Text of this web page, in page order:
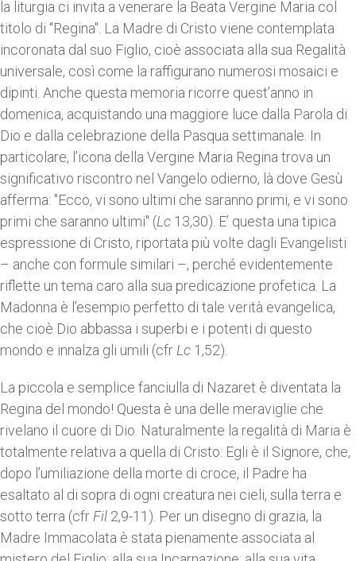
la liturgia ci invita a venerare la Beata Vergine Maria col
titolo di "Regina". La Madre di Cristo viene contemplata
incoronata dal suo Figlio, cioè associata alla sua Regalità
universale, così come la raffigurano numerosi mosaici e
dipinti. Anche questa memoria ricorre quest’anno in
domenica, acquistando una maggiore luce dalla Parola di
Dio e dalla celebrazione della Pasqua settimanale. In
particolare, l’icona della Vergine Maria Regina trova un
significativo riscontro nel Vangelo odierno, là dove Gesù
afferma: "Ecco, vi sono ultimi che saranno primi, e vi sono
primi che saranno ultimi" (Lc 13,30). E’ questa una tipica
espressione di Cristo, riportata più volte dagli Evangelisti
– anche con formule similari –, perché evidentemente
riflette un tema caro alla sua predicazione profetica. La
Madonna è l’esempio perfetto di tale verità evangelica,
che cioè Dio abbassa i superbi e i potenti di questo
mondo e innalza gli umili (cfr Lc 1,52).
La piccola e semplice fanciulla di Nazaret è diventata la
Regina del mondo! Questa è una delle meraviglie che
rivelano il cuore di Dio. Naturalmente la regalità di Maria è
totalmente relativa a quella di Cristo: Egli è il Signore, che,
dopo l’umiliazione della morte di croce, il Padre ha
esaltato al di sopra di ogni creatura nei cieli, sulla terra e
sotto terra (cfr Fil 2,9-11). Per un disegno di grazia, la
Madre Immacolata è stata pienamente associata al